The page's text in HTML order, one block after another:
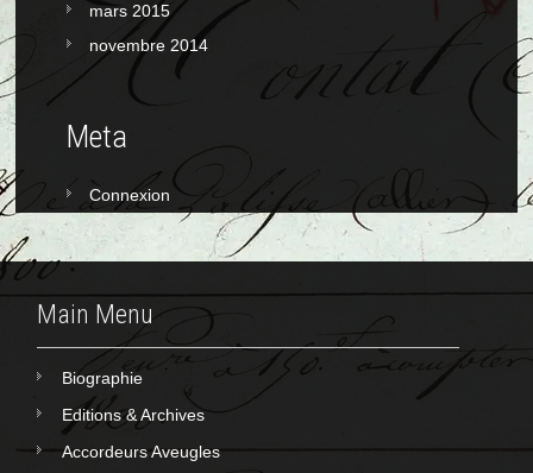
mars 2015
novembre 2014
Meta
Connexion
Main Menu
Biographie
Editions & Archives
Accordeurs Aveugles